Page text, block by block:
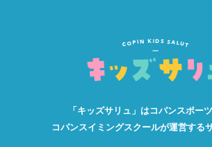
「キッズサリュ」はコパンスポー
コパンスイミングスクールが運営する